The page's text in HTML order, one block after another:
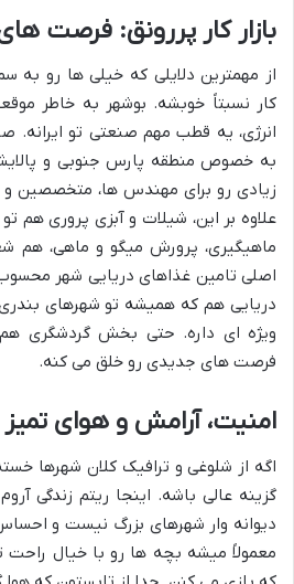
بازار کار پررونق: فرصت
از مهمترین دلایلی که خیلی ها رو به
کار نسبتاً خوبشه. بوشهر به خاطر
انرژی، یه قطب مهم صنعتی تو ایرانه.
به خصوص منطقه پارس جنوبی و
زیادی رو برای مهندس ها، متخصصین و
علاوه بر این، شیلات و آبزی پروری هم
ماهیگیری، پرورش میگو و ماهی، هم
اصلی تامین غذاهای دریایی شهر
دریایی هم که همیشه تو شهرهای بندری
ویژه ای داره. حتی بخش گردشگری هم
فرصت های جدیدی رو خلق می کنه.
امنیت، آرامش و هوای تمیز
اگه از شلوغی و ترافیک کلان شهرها
گزینه عالی باشه. اینجا ریتم زندگی
دیوانه وار شهرهای بزرگ نیست و
معمولاً میشه بچه ها رو با خیال راحت